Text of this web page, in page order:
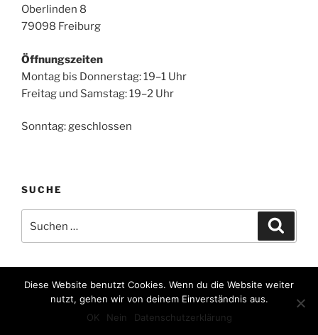
Oberlinden 8
79098 Freiburg
Öffnungszeiten
Montag bis Donnerstag: 19–1 Uhr
Freitag und Samstag: 19–2 Uhr
Sonntag: geschlossen
SUCHE
nach:
Privacy Policy Stolz präsentiert von WordPress
Diese Website benutzt Cookies. Wenn du die Website weiter
nutzt, gehen wir von deinem Einverständnis aus.
OK
Nein Datenschutzerklärung